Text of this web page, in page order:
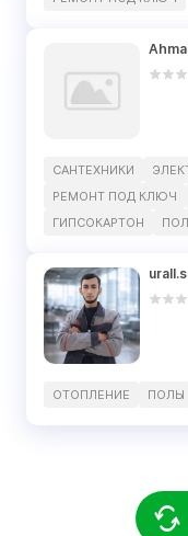
САНТЕХНИКИ
РЕМОНТ ПОД КЛЮЧ
ГИПСОКАРТОН
ОТОПЛЕНИЕ ПОЛЫ